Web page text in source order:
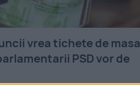
vrea tichete de
PSD vor de